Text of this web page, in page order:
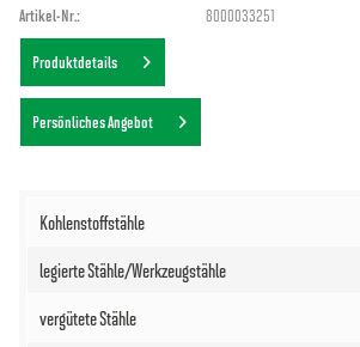
Artikel-Nr.:
8000033251
Produktdetails
Persönliches Angebot